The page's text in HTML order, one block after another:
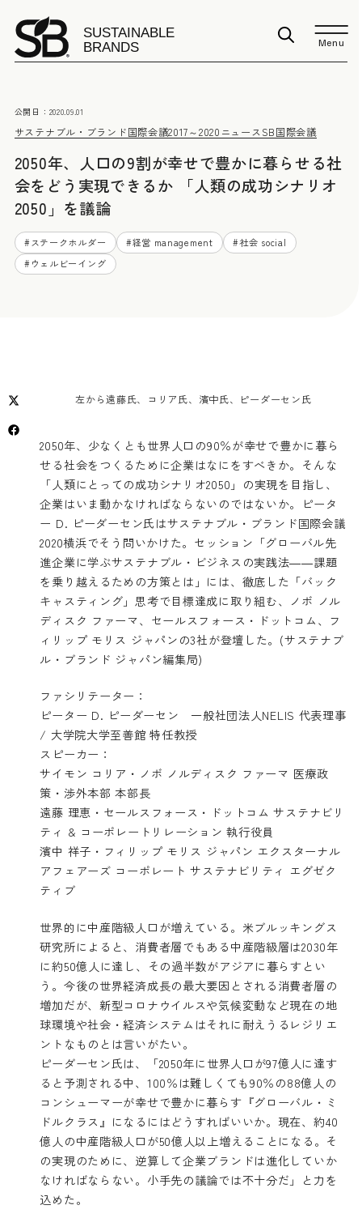
Menu
サステナブル・ブランド国際会議2017～2020 ニュースSB国際会議
公開日： 2020.09.01
2050年、人口の9割が幸せで豊かに暮らせる社
会をどう実現できるか 「人類の成功シナリオ
2050」を議論
#ステークホルダー #経営 management #社会 social
#ウェルビーイング
左から遠藤氏、コリア氏、濱中氏、ピーダーセン氏
2050年、少なくとも世界人口の90％が幸せで豊かに暮ら
せる社会をつくるために企業はなにをすべきか。そんな
「人類にとっての成功シナリオ2050」の実現を目指し、
企業はいま動かなければならないのではないか。ピータ
ー D. ピーダーセン氏はサステナブル・ブランド国際会議
2020横浜でそう問いかけた。セッション「グローバル先
進企業に学ぶサステナブル・ビジネスの実践法――課題
を乗り越えるための方策とは」には、徹底した「バック
キャスティング」思考で目標達成に取り組む、ノボ ノル
ディスク ファーマ、セールスフォース・ドットコム、フ
ィリップ モリス ジャパンの3社が登壇した。(サステナブ
ル・ブランド ジャパン編集局)
ファシリテーター：
ピーター D. ピーダーセン 一般社団法人NELIS 代表理事
/ 大学院大学至善館 特任教授
スピーカー：
サイモン コリア・ノボ ノルディスク ファーマ 医療政
策・渉外本部 本部長
遠藤 理恵・セールスフォース・ドットコム サステナビリ
ティ & コーポレートリレーション 執行役員
濱中 祥子・フィリップ モリス ジャパン エクスターナル
アフェアーズ コーポレート サステナビリティ エグゼク
ティブ
世界的に中産階級人口が増えている。米ブルッキングス
研究所によると、消費者層でもある中産階級層は2030年
に約50億人に達し、その過半数がアジアに暮らすとい
う。今後の世界経済成長の最大要因とされる消費者層の
増加だが、新型コロナウイルスや気候変動など現在の地
球環境や社会・経済システムはそれに耐えうるレジリエ
ントなものとは言いがたい。
ピーダーセン氏は、「2050年に世界人口が97億人に達す
ると予測される中、100％は難しくても90％の88億人の
コンシューマーが幸せで豊かに暮らす『グローバル・ミ
ドルクラス』になるにはどうすればいいか。現在、約40
億人の中産階級人口が50億人以上増えることになる。そ
の実現のために、逆算して企業ブランドは進化していか
なければならない。小手先の議論では不十分だ」と力を
込めた。